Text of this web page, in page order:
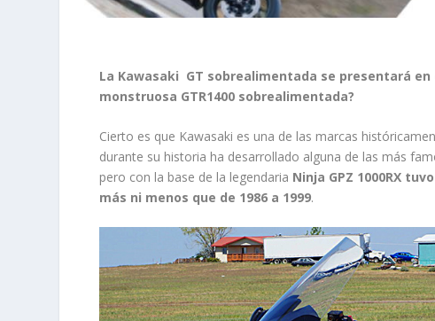
La Kawasaki GT sobrealimentada se presentará
monstruosa GTR1400 sobrealimentada?
Cierto es que Kawasaki es una de las marcas
durante su historia ha desarrollado alguna de las más
pero con la base de la legendaria Ninja GPZ 1000RX
más ni menos que de 1986 a 1999.